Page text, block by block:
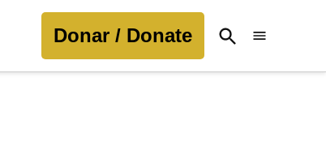
Donar / Donate
Open
Search